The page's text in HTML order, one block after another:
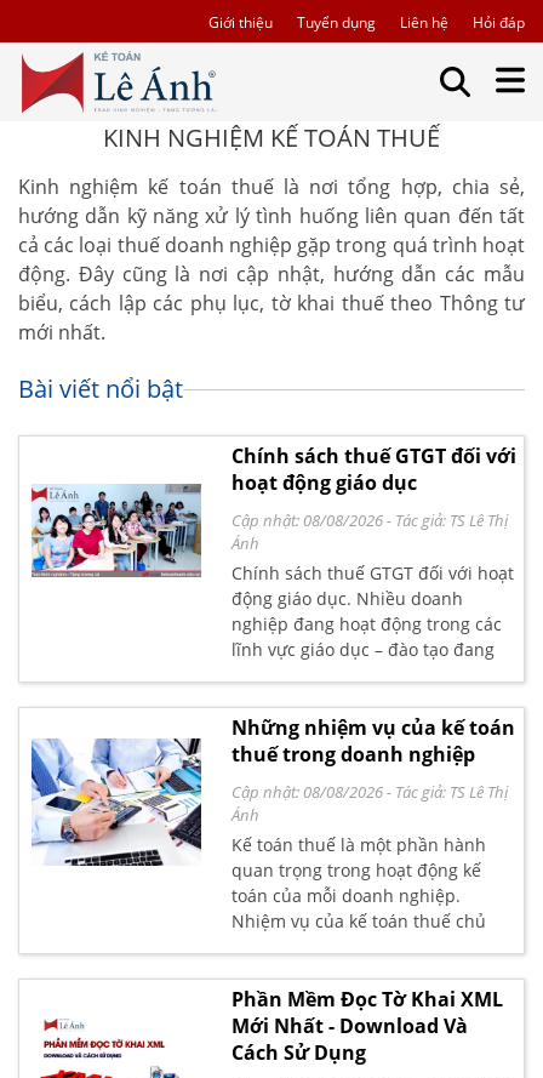
Giới thiệu Tuyển dụng Liên hệ Hỏi đáp
KINH NGHIỆM KẾ TOÁN THUẾ
Kinh nghiệm kế toán thuế là nơi tổng hợp, chia sẻ,
hướng dẫn kỹ năng xử lý tình huống liên quan đến tất
cả các loại thuế doanh nghiệp gặp trong quá trình hoạt
động. Đây cũng là nơi cập nhật, hướng dẫn các mẫu
biểu, cách lập các phụ lục, tờ khai thuế theo Thông tư
mới nhất.
Bài viết nổi bật
Chính sách thuế GTGT đối với
hoạt động giáo dục
Cập nhật: 08/08/2026- Tác giả: TS Lê Thị
Ánh
Chính sách thuế GTGT đối với hoạt
động giáo dục. Nhiều doanh
nghiệp đang hoạt động trong các
lĩnh vực giáo dục – đào tạo đang
ưu đãi về thuế TNDN hay không?
Hoặc có được khấu trừ thuế GTGT
nhiều
Những nhiệm vụ của kế toán
thuế trong doanh nghiệp
Cập nhật: 08/08/2026- Tác giả: TS Lê Thị
Ánh
Kế toán thuế là một phần hành
quan trọng trong hoạt động kế
toán của mỗi doanh nghiệp.
Nhiệm vụ của kế toán thuế chủ
lập các báo cáo, thực hiện nghĩa vụ
liên quan đến thuế của doanh
nghiệp đối với nhà nước. Để hiểu
Phần Mềm Đọc Tờ Khai XML
Mới Nhất - Download Và
Cách Sử Dụng